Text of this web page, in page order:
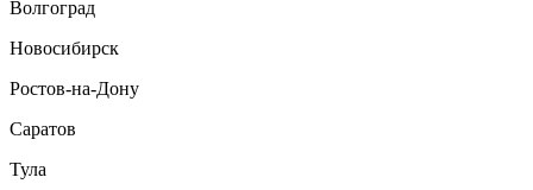
Волгоград
Новосибирск
Ростов-на-Дону
Саратов
Тула